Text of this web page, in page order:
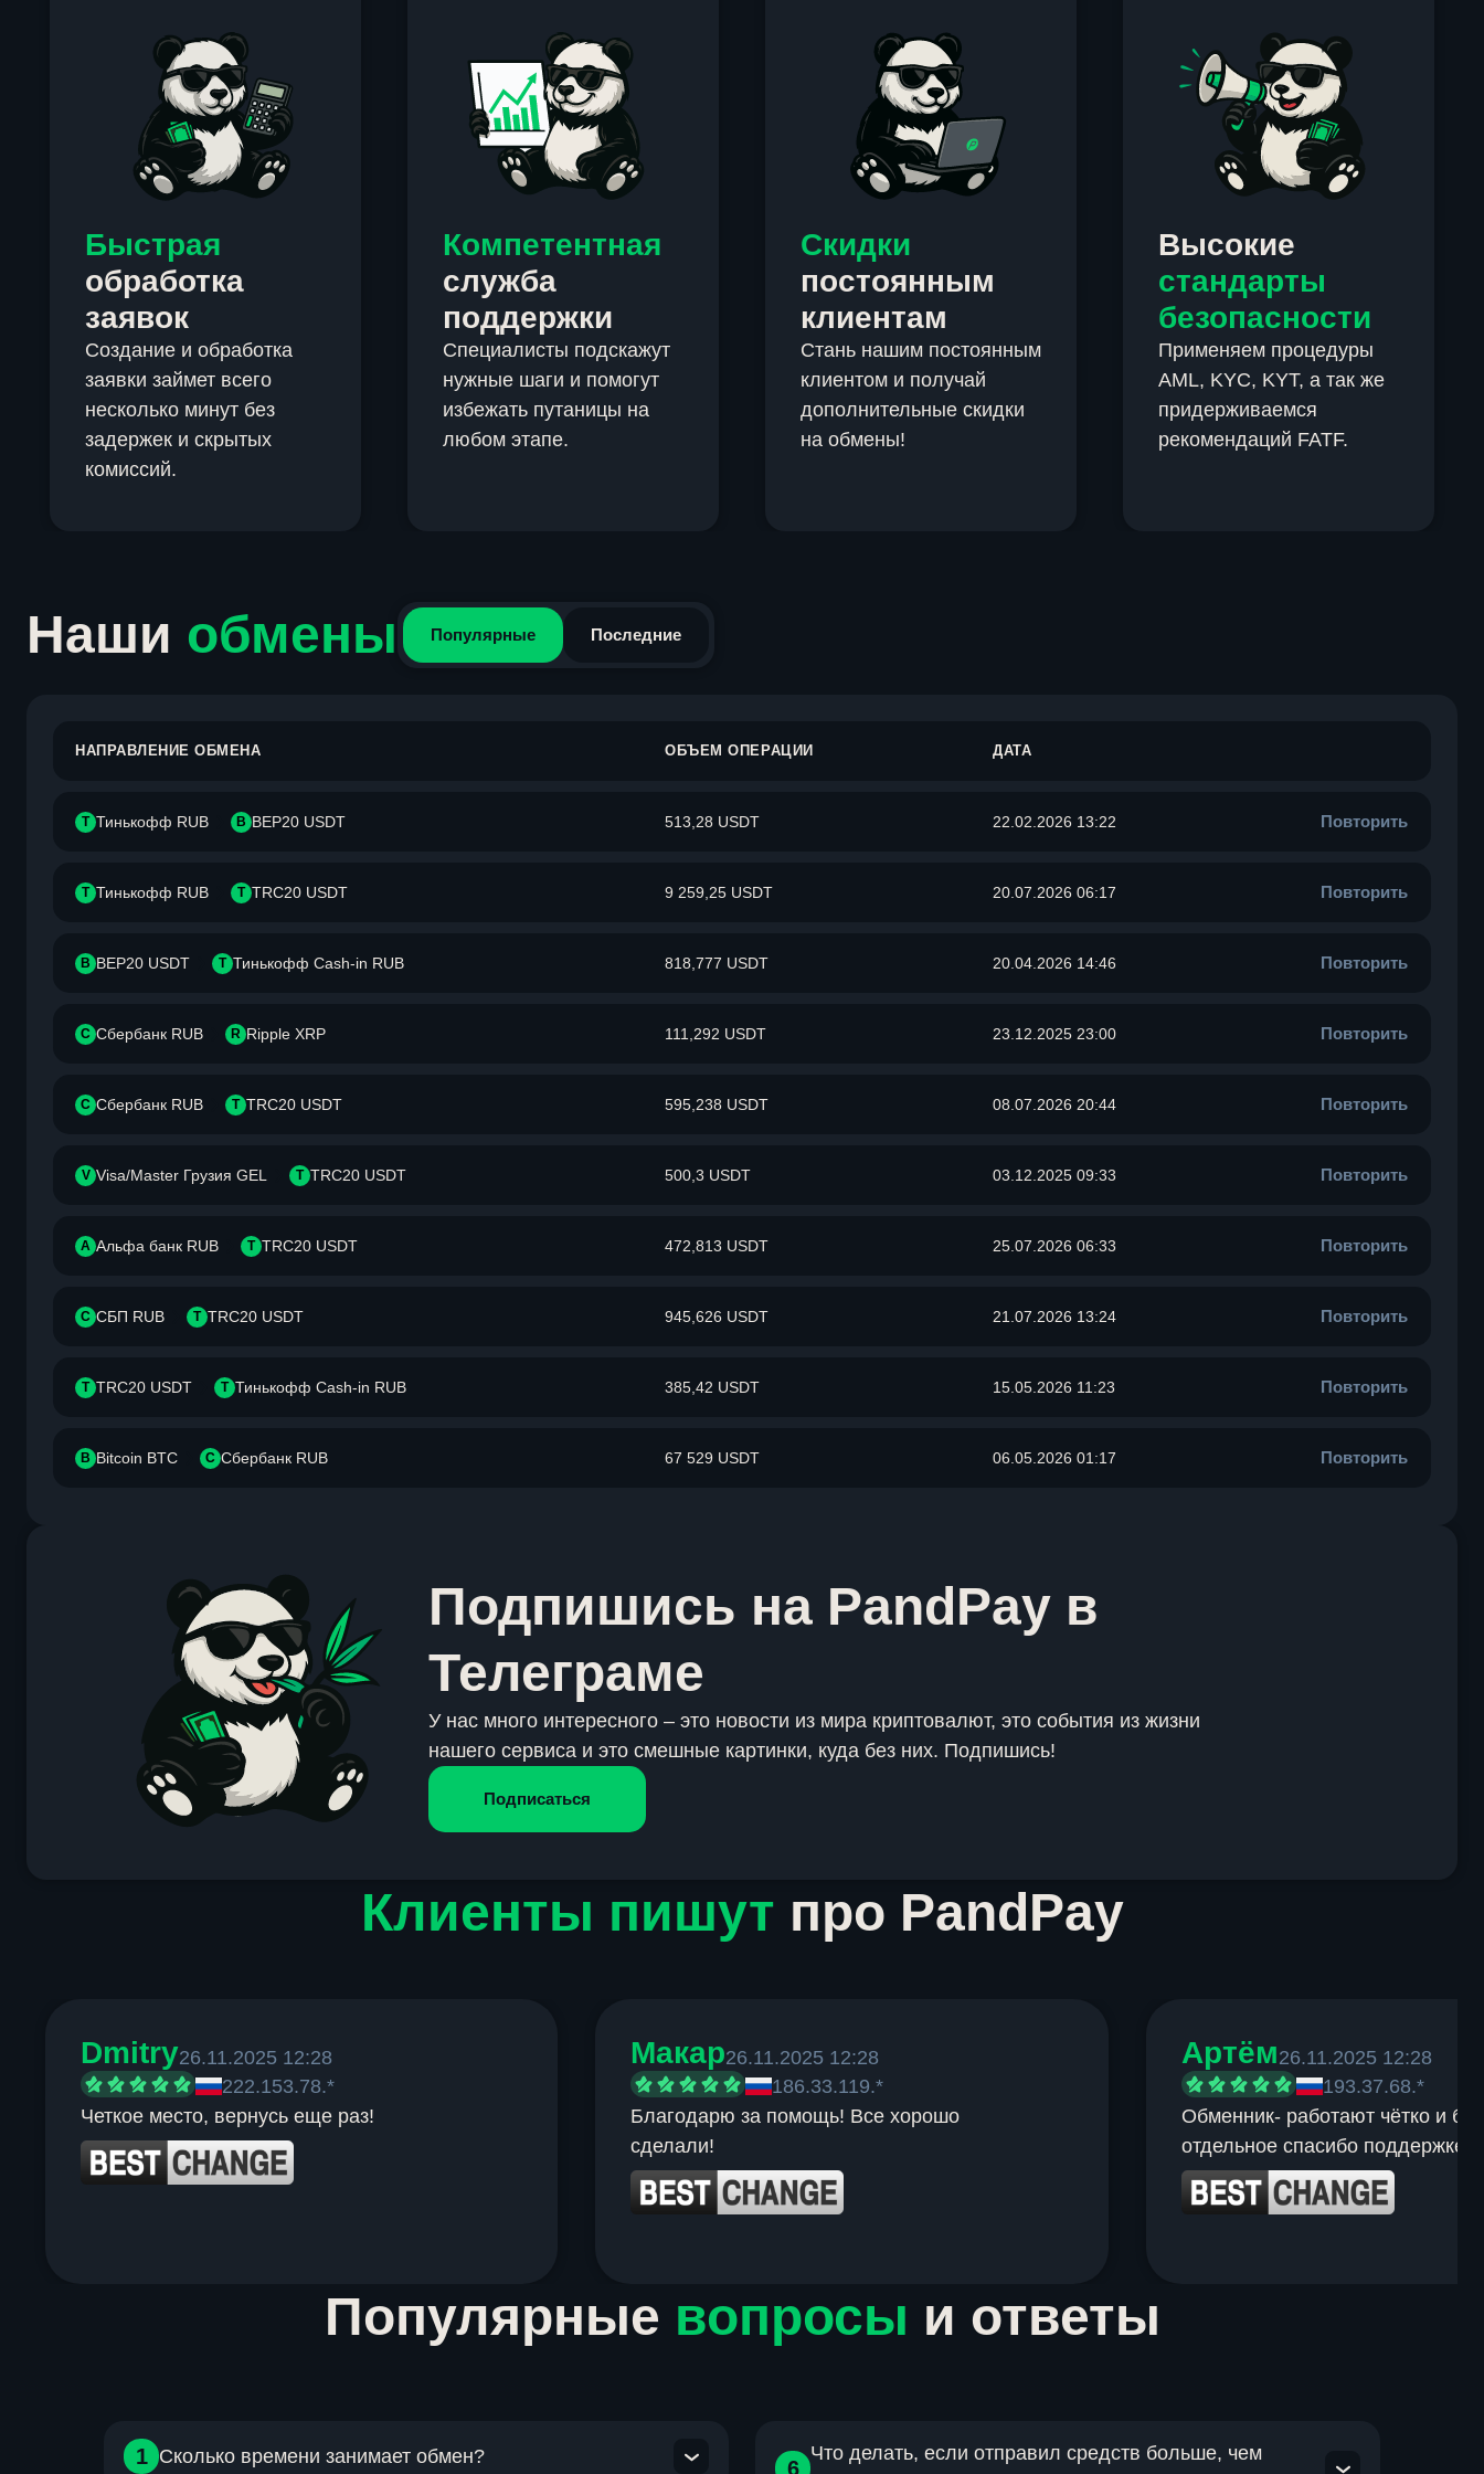
Быстрая
обработка
заявок
Создание и обработка
заявки займет всего
несколько минут без
задержек и скрытых
комиссий.
Компетентная
служба
поддержки
Специалисты подскажут
нужные шаги и помогут
избежать путаницы на
любом этапе.
Скидки
постоянным
клиентам
Стань нашим постоянным
клиентом и получай
дополнительные скидки
на обмены!
Высокие
стандарты
безопасности
Применяем процедуры
AML, KYC, KYT, а так же
придерживаемся
рекомендаций FATF.
Наши обмены Популярные Последние
НАПРАВЛЕНИЕ ОБМЕНА ОБЪЕМ ОПЕРАЦИИ ДАТА
Т Тинькофф RUB B BEP20 USDT 513,28 USDT 22.02.2026 13:22 Повторить
Т Тинькофф RUB T TRC20 USDT 9 259,25 USDT 20.07.2026 06:17 Повторить
B BEP20 USDT Т Тинькофф Cash-in RUB 818,777 USDT 20.04.2026 14:46 Повторить
С Сбербанк RUB R Ripple XRP 111,292 USDT 23.12.2025 23:00 Повторить
С Сбербанк RUB T TRC20 USDT 595,238 USDT 08.07.2026 20:44 Повторить
V Visa/Master Грузия GEL T TRC20 USDT 500,3 USDT 03.12.2025 09:33 Повторить
А Альфа банк RUB T TRC20 USDT 472,813 USDT 25.07.2026 06:33 Повторить
С СБП RUB T TRC20 USDT 945,626 USDT 21.07.2026 13:24 Повторить
T TRC20 USDT Т Тинькофф Cash-in RUB 385,42 USDT 15.05.2026 11:23 Повторить
B Bitcoin BTC С Сбербанк RUB 67 529 USDT 06.05.2026 01:17 Повторить
Подпишись на PandPay в
Телеграме
У нас много интересного – это новости из мира криптовалют, это события из жизни
нашего сервиса и это смешные картинки, куда без них. Подпишись!
Подписаться
Клиенты пишут про PandPay
Dmitry26.11.2025 12:28
222.153.78.*
Четкое место, вернусь еще раз!
Макар26.11.2025 12:28
186.33.119.*
Благодарю за помощь! Все хорошо
сделали!
Артём26.11.2025 12:28
193.37.68.*
Обменник- работают чётко и
отдельное спасибо поддержке.
Популярные вопросы и ответы
1 Сколько времени занимает обмен?
6
Что делать, если отправил средств больше, чем